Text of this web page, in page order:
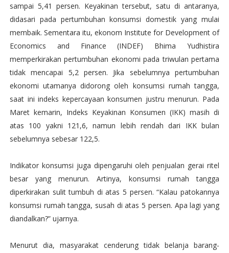
sampai 5,41 persen. Keyakinan tersebut, satu di antaranya,
didasari pada pertumbuhan konsumsi domestik yang mulai
membaik. Sementara itu, ekonom Institute for Development of
Economics and Finance (INDEF) Bhima Yudhistira
memperkirakan pertumbuhan ekonomi pada triwulan pertama
tidak mencapai 5,2 persen. Jika sebelumnya pertumbuhan
ekonomi utamanya didorong oleh konsumsi rumah tangga,
saat ini indeks kepercayaan konsumen justru menurun. Pada
Maret kemarin, Indeks Keyakinan Konsumen (IKK) masih di
atas 100 yakni 121,6, namun lebih rendah dari IKK bulan
sebelumnya sebesar 122,5.
Indikator konsumsi juga dipengaruhi oleh penjualan gerai ritel
besar yang menurun. Artinya, konsumsi rumah tangga
diperkirakan sulit tumbuh di atas 5 persen. “Kalau patokannya
konsumsi rumah tangga, susah di atas 5 persen. Apa lagi yang
diandalkan?” ujarnya.
Menurut dia, masyarakat cenderung tidak belanja barang-